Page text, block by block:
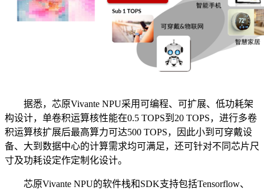
据悉，芯原Vivante NPU采用可编程、可扩展、低功耗架
构设计，单卷积运算核性能在0.5 TOPS到20 TOPS，进行多卷
积运算核扩展后最高算力可达500 TOPS，因此小到可穿戴设
备、大到数据中心的计算需求均可满足，还可针对不同芯片尺
寸及功耗设定作定制化设计。
芯原Vivante NPU的软件栈和SDK支持包括Tensorflow、